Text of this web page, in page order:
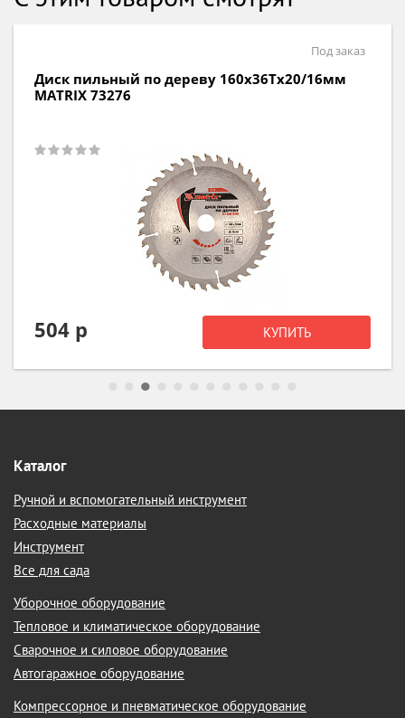
Под заказ
Диск пильный по дереву 160х36Тх20/16мм
MATRIX 73276
504 р КУПИТЬ
Каталог
Ручной и вспомогательный инструмент
Расходные материалы
Инструмент
Все для сада
Уборочное оборудование
Тепловое и климатическое оборудование
Сварочное и силовое оборудование
Автогаражное оборудование
Компрессорное и пневматическое оборудование